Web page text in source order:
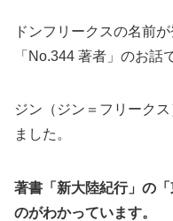
ドンフリークスの名前
「No.344 著者」のお話
ジン（ジン＝フリーク
ました。
著書「新大陸紀行」の
のがわかっています。